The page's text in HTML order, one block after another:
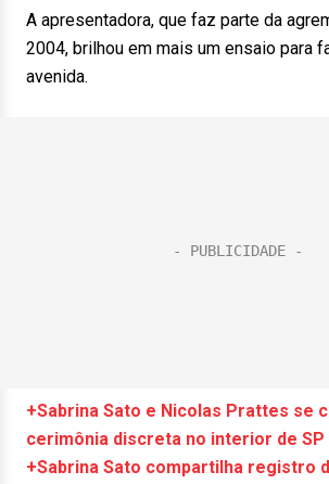
A apresentadora, que faz parte da
2004, brilhou em mais um ensaio para
avenida.
+Sabrina Sato e Nicolas Prattes se
cerimônia discreta no interior de SP
+Sabrina Sato compartilha registro